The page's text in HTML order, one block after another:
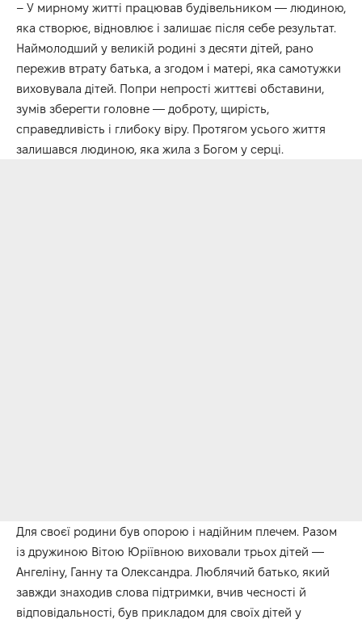
– У мирному житті працював будівельником — людиною,
яка створює, відновлює і залишає після себе результат.
Наймолодший у великій родині з десяти дітей, рано
пережив втрату батька, а згодом і матері, яка самотужки
виховувала дітей. Попри непрості життєві обставини,
зумів зберегти головне — доброту, щирість,
справедливість і глибоку віру. Протягом усього життя
залишався людиною, яка жила з Богом у серці.
Для своєї родини був опорою і надійним плечем. Разом
із дружиною Вітою Юріївною виховали трьох дітей —
Ангеліну, Ганну та Олександра. Люблячий батько, який
завжди знаходив слова підтримки, вчив чесності й
відповідальності, був прикладом для своїх дітей у